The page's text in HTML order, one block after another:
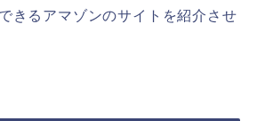
きるアマゾンのサイトを紹介させ